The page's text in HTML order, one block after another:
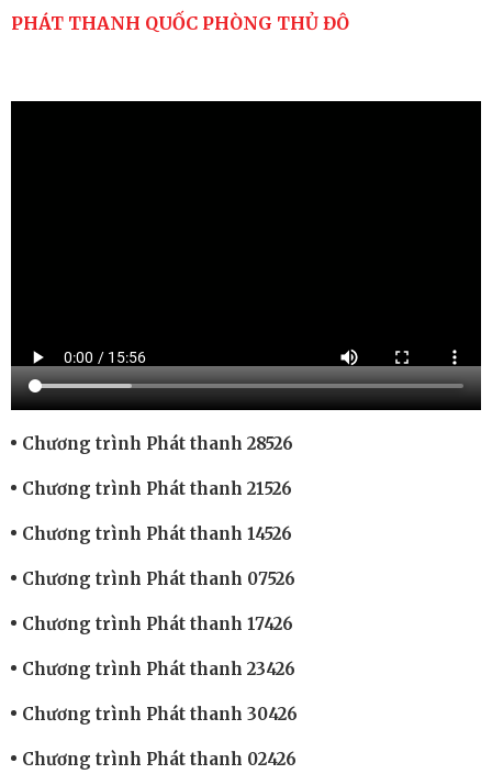
PHÁT THANH QUỐC PHÒNG THỦ ĐÔ
Chương trình Phát thanh 28526
Chương trình Phát thanh 21526
Chương trình Phát thanh 14526
Chương trình Phát thanh 07526
Chương trình Phát thanh 17426
Chương trình Phát thanh 23426
Chương trình Phát thanh 30426
Chương trình Phát thanh 02426